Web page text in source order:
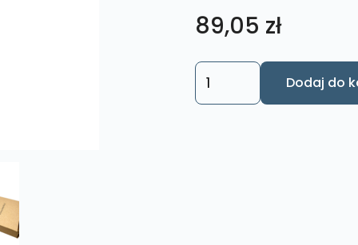
89,05 zł
ilość
Obraz
Dodaj do